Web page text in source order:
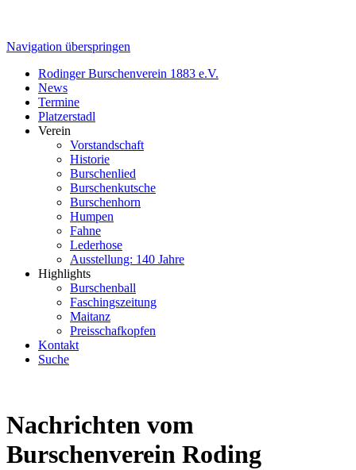
Navigation überspringen
Rodinger Burschenverein 1883 e.V.
News
Termine
Platzerstadl
Verein
Vorstandschaft
Historie
Burschenlied
Burschenkutsche
Burschenhorn
Humpen
Fahne
Lederhose
Ausstellung: 140 Jahre
Highlights
Burschenball
Faschingszeitung
Maitanz
Preisschafkopfen
Kontakt
Suche
Nachrichten vom
Burschenverein Roding